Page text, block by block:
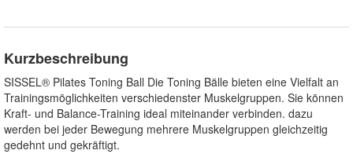
Kurzbeschreibung
SISSEL® Pilates Toning Ball Die Toning Bälle bieten eine Vielfalt an
Trainingsmöglichkeiten verschiedenster Muskelgruppen. Sie können
Kraft- und Balance-Training ideal miteinander verbinden. dazu
werden bei jeder Bewegung mehrere Muskelgruppen gleichzeitig
gedehnt und gekräftigt.